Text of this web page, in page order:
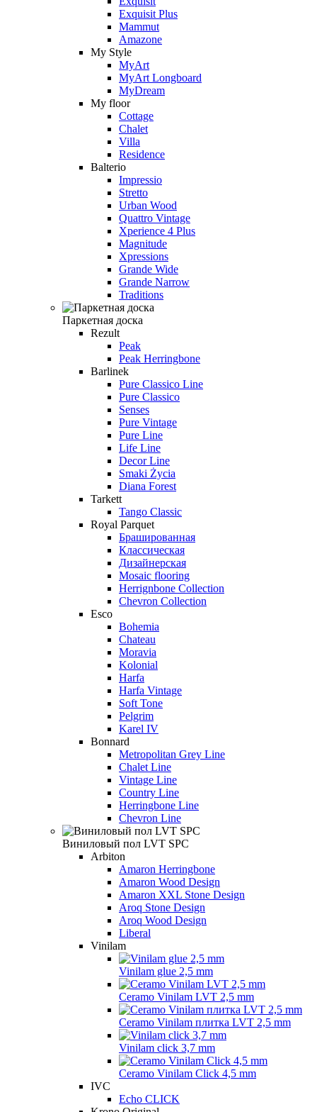
Exquisit Plus
Mammut
Amazone
My Style
MyArt
MyArt Longboard
MyDream
My floor
Cottage
Chalet
Villa
Residence
Balterio
Impressio
Stretto
Urban Wood
Quattro Vintage
Xperience 4 Plus
Magnitude
Xpressions
Grande Wide
Grande Narrow
Traditions
Паркетная доска
Rezult
Peak
Peak Herringbone
Barlinek
Pure Classico Line
Pure Classico
Senses
Pure Vintage
Pure Line
Life Line
Decor Line
Smaki Życia
Diana Forest
Tarkett
Tango Classic
Royal Parquet
Брашированная
Классическая
Дизайнерская
Mosaic flooring
Herrignbone Collection
Chevron Collection
Esco
Bohemia
Chateau
Moravia
Kolonial
Harfa
Harfa Vintage
Soft Tone
Pelgrim
Karel IV
Bonnard
Metropolitan Grey Line
Chalet Line
Vintage Line
Country Line
Herringbone Line
Chevron Line
Виниловый пол LVT SPC
Arbiton
Amaron Herringbone
Amaron Wood Design
Amaron XXL Stone Design
Aroq Stone Design
Aroq Wood Design
Liberal
Vinilam
Vinilam glue 2,5 mm
Ceramo Vinilam LVT 2,5 mm
Ceramo Vinilam плитка LVT 2,5 mm
Vinilam click 3,7 mm
Ceramo Vinilam Click 4,5 mm
IVC
Echo CLICK